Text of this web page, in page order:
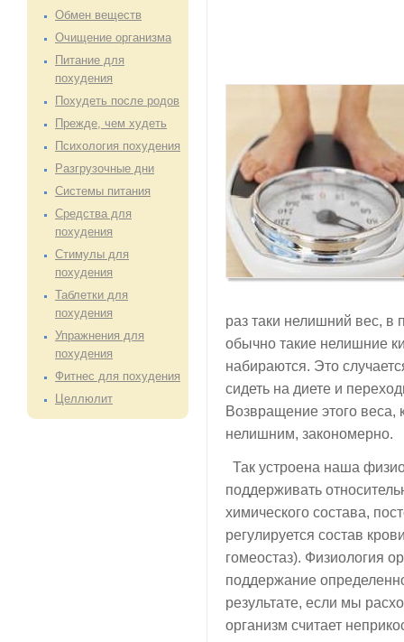
Обмен веществ
Очищение организма
Питание для
похудения
Похудеть после родов
Прежде, чем худеть
Психология похудения
Разгрузочные дни
Системы питания
Средства для
похудения
Стимулы для
похудения
Таблетки для
похудения
Упражнения для
похудения
Фитнес для похудения
Целлюлит
раз таки нелишний вес, в
обычно такие нелишние
набираются. Это
сидеть на диете и
Возвращение этого веса,
нелишним, закономерно.
Так устроена наша
поддерживать
химического состава,
регулируется состав
гомеостаз). Физиология
поддержание
результате, если мы
организм считает